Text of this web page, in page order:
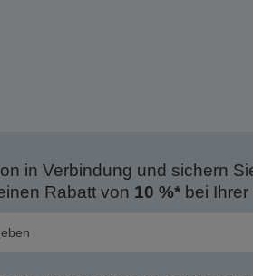
in Verbindung und sichern
Rabatt von 10 %*bei Ihrer